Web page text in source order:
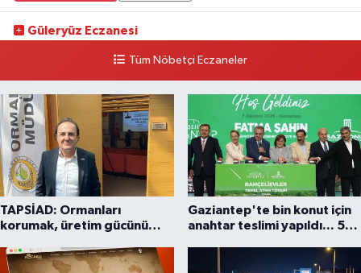
Güleryüz Eczanesi
kalaycıbahçe Meydana DoğruTüm Nöbetçi Eczaneler
TAPSİAD: Ormanları
korumak, üretim gücünü
Gaziantep'te bin konut için
anahtar teslimi yapıldı... 5